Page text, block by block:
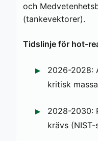
och
(tankevektorer).
Tidslinje för hot-
2026-2028:
kritisk massa
2028-2030:
krävs